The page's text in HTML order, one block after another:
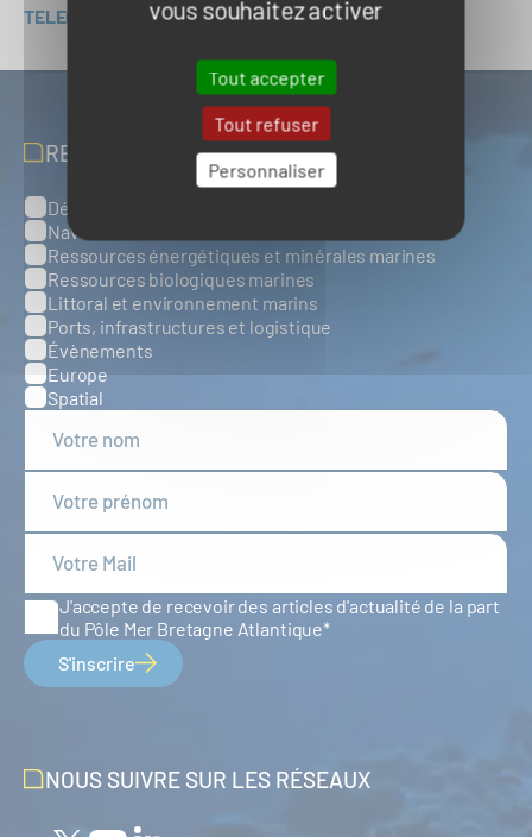
vous souhaitez activer
Tout accepter
Tout refuser
Personnaliser
TELECHARGER LE COMMUNIQUE DE L'AMI
RECEVOIR NOS ACTUALITÉS
Catégories
Défense, sûreté et sécurité maritimes
Naval et nautisme
Ressources énergétiques et minérales marines
Ressources biologiques marines
Littoral et environnement marins
Ports, infrastructures et logistique
Évènements
Europe
Spatial
J'accepte de recevoir des articles d'actualité de la part
du Pôle Mer Bretagne Atlantique
S'inscrire
NOUS SUIVRE SUR LES RÉSEAUX